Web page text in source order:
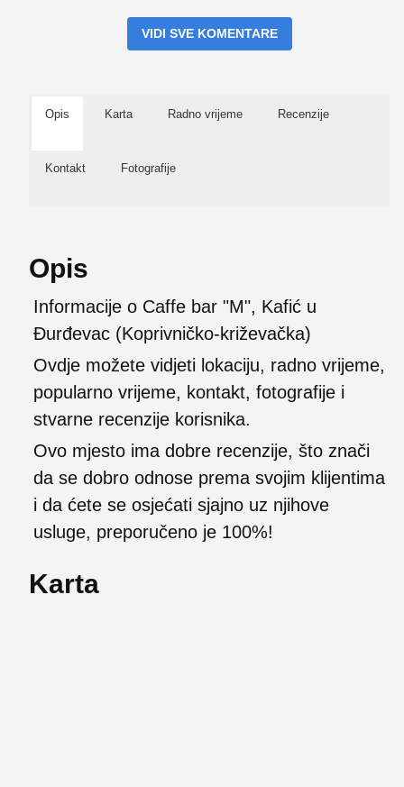
VIDI SVE KOMENTARE
Opis Karta Radno vrijeme Recenzije
Kontakt Fotografije
Opis
Informacije o Caffe bar "M", Kafić u
Đurđevac (Koprivničko-križevačka)
Ovdje možete vidjeti lokaciju, radno vrijeme,
popularno vrijeme, kontakt, fotografije i
stvarne recenzije korisnika.
Ovo mjesto ima dobre recenzije, što znači
da se dobro odnose prema svojim klijentima
i da ćete se osjećati sjajno uz njihove
usluge, preporučeno je 100%!
Karta